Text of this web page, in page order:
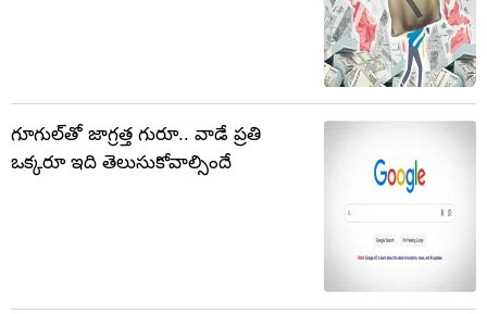
గూగుల్‌తో జాగ్రత్త గురూ.. వాడే ప్రతి
ఒక్కరూ ఇది తెలుసుకోవాల్సిందే